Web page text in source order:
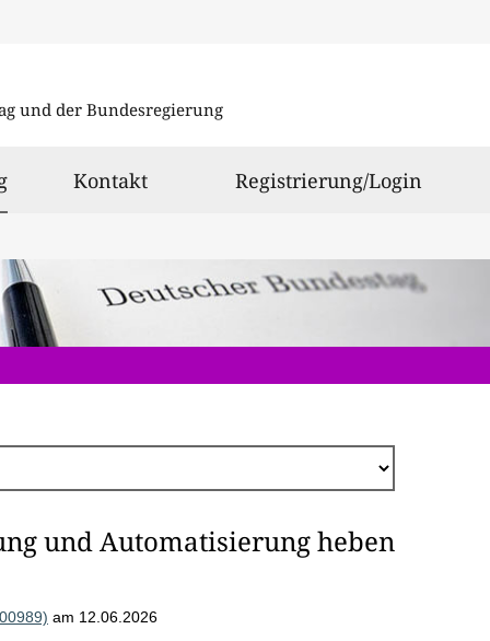
und der Bundesregierung
ausgewählt
Kontakt Registrierung/Login
und Automatisierung heben
am 12.06.2026